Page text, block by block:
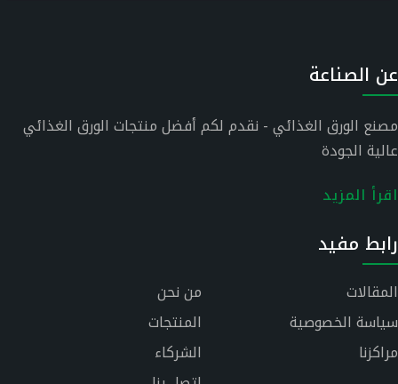
عن الصناعة
مصنع الورق الغذائي - نقدم لكم أفضل منتجات الورق الغذائي
عالية الجودة
اقرأ المزيد
رابط مفيد
من نحن
المقالات
المنتجات
سياسة الخصوصية
الشركاء
مراكزنا